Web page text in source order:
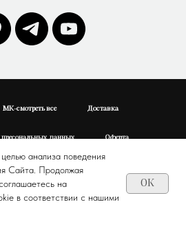
анализа поведения
Сайта. Продолжая
на
в соответствии с нашими
OK
МК-смотреть все Доставка
пресональных данных Оферта